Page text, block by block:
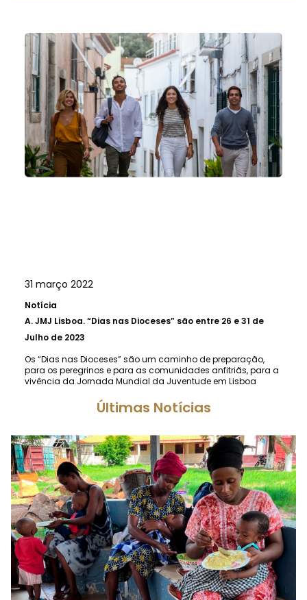
31 março 2022
Notícia
A.JMJ Lisboa. “Dias nas Dioceses” são entre 26 e 31 de
Julho de 2023
Os “Dias nas Dioceses” são um caminho de preparação,
para os peregrinos e para as comunidades anfitriãs, para a
vivência da Jornada Mundial da Juventude em Lisboa
Últimas Notícias